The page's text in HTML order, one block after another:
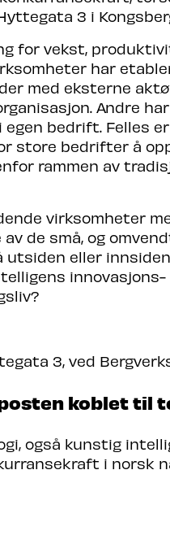
3 i
for vekst,
har
med eksterne
Andre
bedrift. Felles er
store bedrifter å
rammen av
virksomheter
de små, og
eller
innovasjons-
3, ved
koblet til
også kunstig
i norsk